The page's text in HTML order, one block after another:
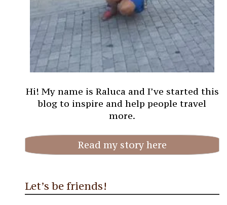
Hi! My name is Raluca and I’ve started this
blog to inspire and help people travel
more.
Read my story here
Let’s be friends!